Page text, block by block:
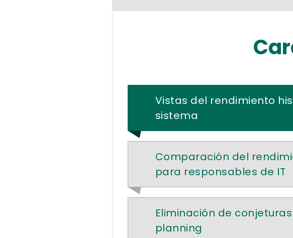
Vistas del rendimiento
sistema
Comparación del
para responsables de IT
Eliminación de
planning